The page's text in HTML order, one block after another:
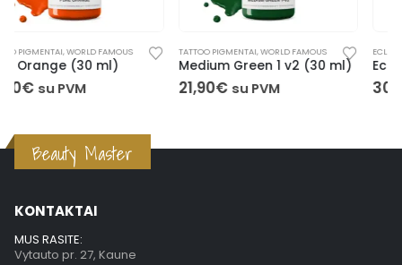
TATTOO PIGMENTAI, WORLD FAMOUS
Medium Green 1 v2 (30 ml)
21,90€ su PVM
ECLIPSE,TATTOO PIGMENTAI
Eclipse Total Eclipse (150 ml)
30,50 € su PVM
Beauty Master
KONTAKTAI
MUS RASITE:
Vytauto pr. 27, Kaune